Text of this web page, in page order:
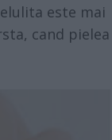
este mai
cand pielea